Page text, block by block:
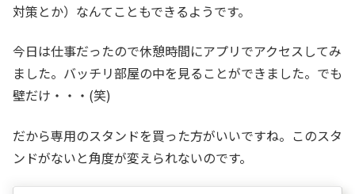
対策とか）なんてこともできるようです。
今日は仕事だったので休憩時間にアプリでアクセスしてみ
ました。バッチリ部屋の中を見ることができました。でも
壁だけ・・・(笑)
だから専用のスタンドを買った方がいいですね。このスタ
ンドがないと角度が変えられないのです。